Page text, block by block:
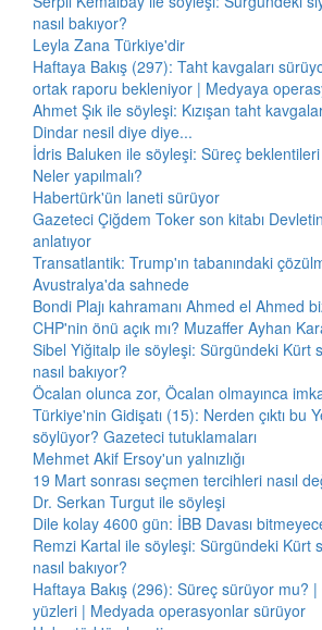
nasıl bakıyor?
Leyla Zana Türkiye'dir
Haftaya Bakış (297): Taht kavgaları
ortak raporu bekleniyor | Medyaya
Ahmet Şık ile söyleşi: Kızışan taht
Dindar nesil diye diye...
İdris Baluken ile söyleşi: Süreç beklentileri
Neler yapılmalı?
Habertürk'ün laneti sürüyor
Gazeteci Çiğdem Toker son kitabı
anlatıyor
Transatlantik: Trump'ın tabanındaki
Avustralya'da sahnede
Bondi Plajı kahramanı Ahmed el Ahmed
CHP'nin önü açık mı? Muzaffer Ayhan
Sibel Yiğitalp ile söyleşi: Sürgündeki Kürt
nasıl bakıyor?
Öcalan olunca zor, Öcalan olmayınca
Türkiye'nin Gidişatı (15): Nerden çıktı bu
söylüyor? Gazeteci tutuklamaları
Mehmet Akif Ersoy'un yalnızlığı
19 Mart sonrası seçmen tercihleri nasıl
Dr. Serkan Turgut ile söyleşi
Dile kolay 4600 gün: İBB Davası
Remzi Kartal ile söyleşi: Sürgündeki Kürt
nasıl bakıyor?
Haftaya Bakış (296): Süreç sürüyor mu?
yüzleri | Medyada operasyonlar sürüyor